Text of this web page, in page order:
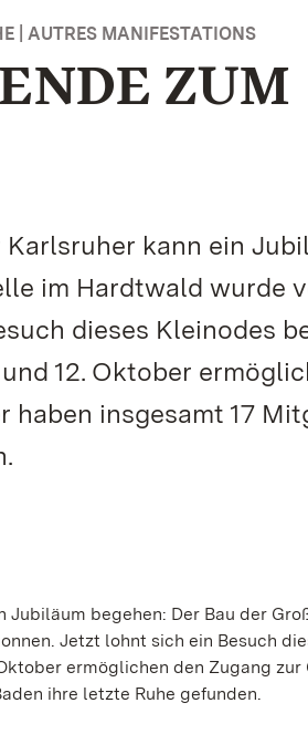
| AUTRES MANIFESTATIONS
ZUM
kann ein
im Hardtwald wurde
dieses Kleinodes
12. Oktober
haben insgesamt 17
begehen: Der Bau der
Jetzt lohnt sich ein Besuch
ermöglichen den Zugang
ihre letzte Ruhe gefunden.